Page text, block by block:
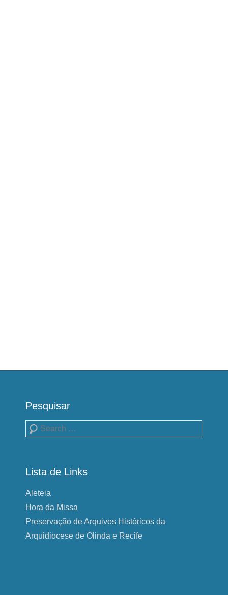
Pesquisar
Pesquisa
Lista de Links
Aleteia
Hora da Missa
Preservação de Arquivos Históricos da
Arquidiocese de Olinda e Recife